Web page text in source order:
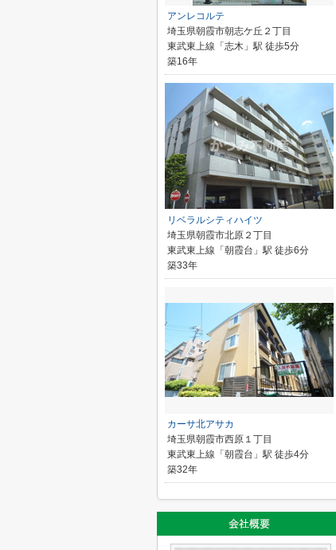
アンレコルテ
埼玉県朝霞市朝志ケ丘２丁目
東武東上線「志木」駅 徒歩5分
築16年
リベラルシティハイツ
埼玉県朝霞市北原２丁目
東武東上線「朝霞台」駅 徒歩6分
築33年
カーサ北アサカ
埼玉県朝霞市西原１丁目
東武東上線「朝霞台」駅 徒歩4分
築32年